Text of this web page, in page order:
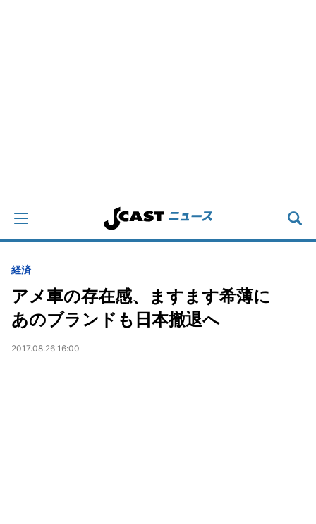
経済
アメ車の存在感、ますます希薄に
あのブランドも日本撤退へ
2017.08.26 16:00